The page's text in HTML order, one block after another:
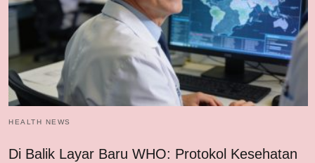
HEALTH NEWS
Di Balik Layar Baru WHO: Protokol Kesehatan